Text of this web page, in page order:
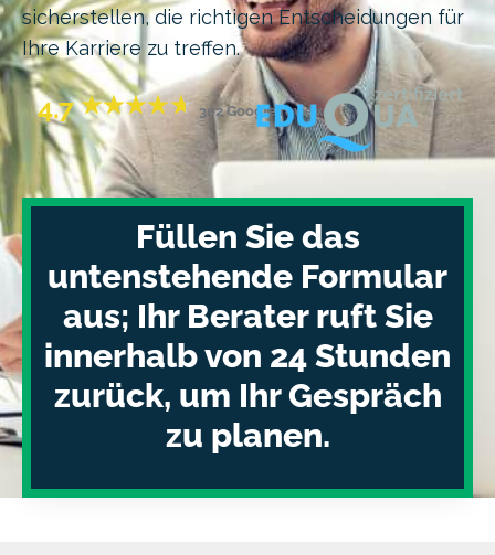
sicherstellen, die richtigen Entscheidungen für
Ihre Karriere zu treffen.
4.7 302 Google reviews
Füllen Sie das
untenstehende Formular
aus; Ihr Berater ruft Sie
innerhalb von 24 Stunden
zurück, um Ihr Gespräch
zu planen.